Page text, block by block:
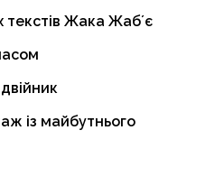
Жака Жабʼє
із майбутнього